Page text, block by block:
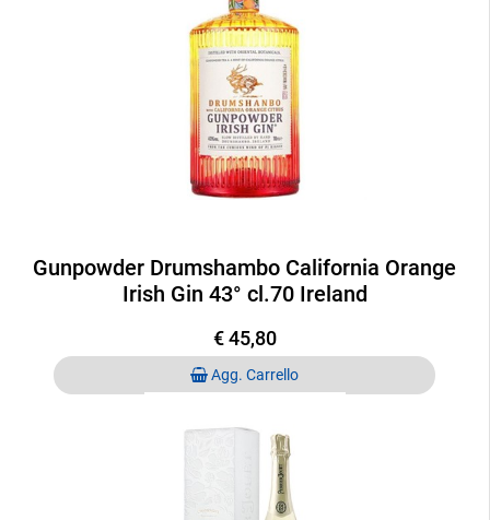
Gunpowder Drumshambo California Orange
Irish Gin 43° cl.70 Ireland
€ 45,80
Quantità
Agg. Carrello